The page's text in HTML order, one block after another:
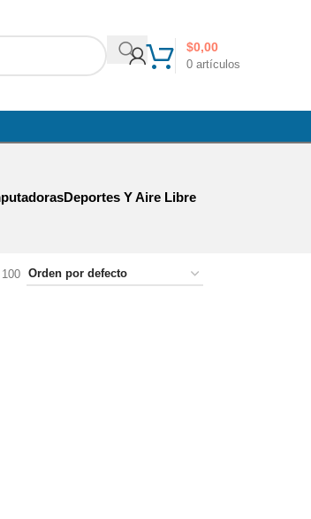
0artículos
$0,00
Deportes Y Aire Libre
100